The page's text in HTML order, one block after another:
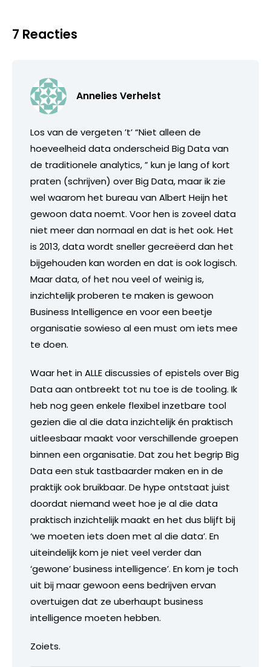
7 Reacties
Annelies Verhelst
Los van de vergeten ’t’ “Niet alleen de
hoeveelheid data onderscheid Big Data van
de traditionele analytics, ” kun je lang of kort
praten (schrijven) over Big Data, maar ik zie
wel waarom het bureau van Albert Heijn het
gewoon data noemt. Voor hen is zoveel data
niet meer dan normaal en dat is het ook. Het
is 2013, data wordt sneller gecreëerd dan het
bijgehouden kan worden en dat is ook logisch.
Maar data, of het nou veel of weinig is,
inzichtelijk proberen te maken is gewoon
Business Intelligence en voor een beetje
organisatie sowieso al een must om iets mee
te doen.
Waar het in ALLE discussies of epistels over Big
Data aan ontbreekt tot nu toe is de tooling. Ik
heb nog geen enkele flexibel inzetbare tool
gezien die al die data inzichtelijk én praktisch
uitleesbaar maakt voor verschillende groepen
binnen een organisatie. Dat zou het begrip Big
Data een stuk tastbaarder maken en in de
praktijk ook bruikbaar. De hype ontstaat juist
doordat niemand weet hoe je al die data
praktisch inzichtelijk maakt en het dus blijft bij
‘we moeten iets doen met al die data’. En
uiteindelijk kom je niet veel verder dan
‘gewone’ business intelligence’. En kom je toch
uit bij maar gewoon eens bedrijven ervan
overtuigen dat ze uberhaupt business
intelligence moeten hebben.
Zoiets.